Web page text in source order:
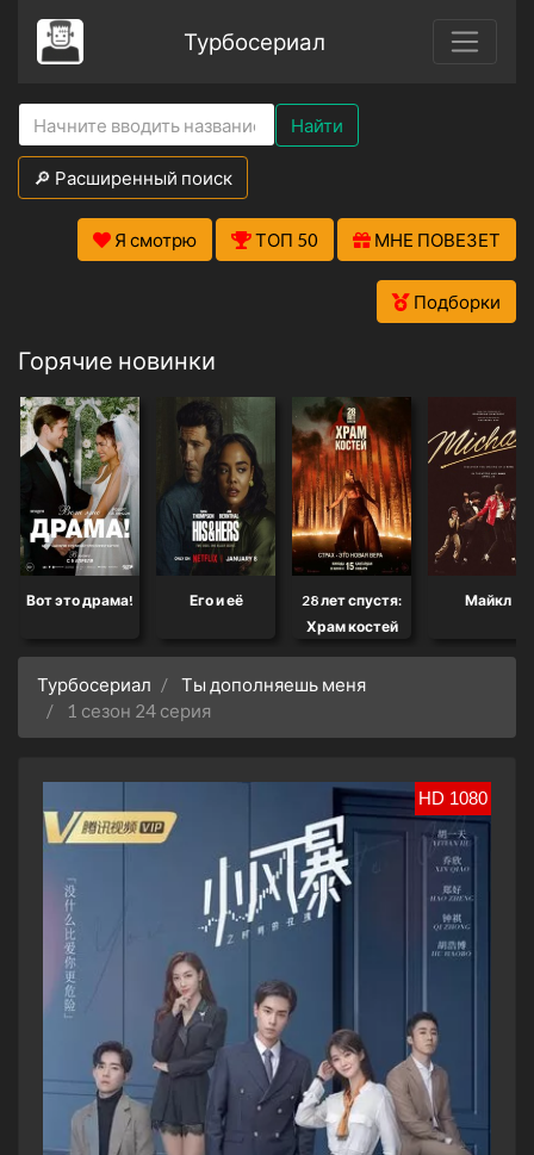
Турбосериал
Найти
🔎 Расширенный поиск
Я смотрю ТОП 50 МНЕ ПОВЕЗЕТ
Подборки
Горячие новинки
Вот это драма! Его и её
28 лет спустя:
Храм костей
Майкл
Турбосериал
Ты дополняешь меня
1 сезон 24 серия
HD 1080